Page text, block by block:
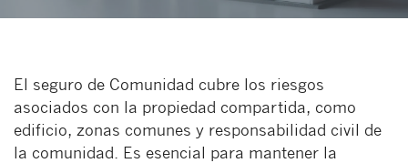
El seguro de Comunidad cubre los riesgos
asociados con la propiedad compartida, como
edificio, zonas comunes y responsabilidad civil de
la comunidad. Es esencial para mantener la